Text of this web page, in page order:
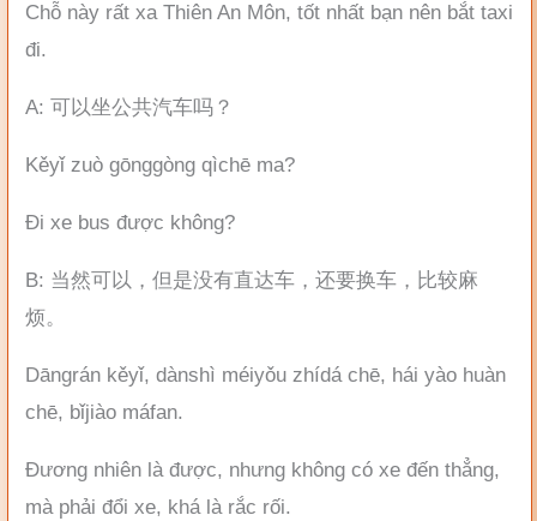
Chỗ này rất xa Thiên An Môn, tốt nhất bạn nên bắt taxi
đi.
A: 可以坐公共汽车吗？
Kěyǐ zuò gōnggòng qìchē ma?
Đi xe bus được không?
B: 当然可以，但是没有直达车，还要换车，比较麻
烦。
Dāngrán kěyǐ, dànshì méiyǒu zhídá chē, hái yào huàn
chē, bǐjiào máfan.
Đương nhiên là được, nhưng không có xe đến thẳng,
mà phải đổi xe, khá là rắc rối.